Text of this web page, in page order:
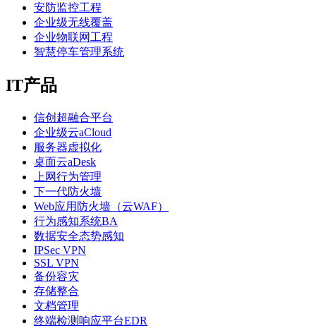
安防监控工程
企业级无线覆盖
企业物联网工程
智慧停车管理系统
IT产品
信创超融合平台
企业级云aCloud
服务器虚拟化
桌面云aDesk
上网行为管理
下一代防火墙
Web应用防火墙（云WAF）
行为感知系统BA
数据安全态势感知
IPSec VPN
SSL VPN
备份容灾
存储整合
文档管理
终端检测响应平台EDR